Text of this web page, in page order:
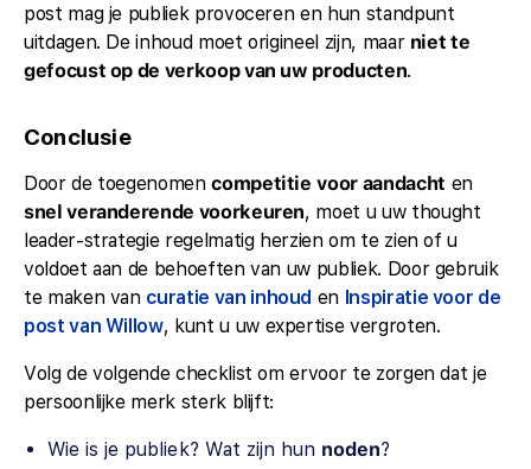
post mag je publiek provoceren en hun standpunt
uitdagen. De inhoud moet origineel zijn, maar niet te
gefocust op de verkoop van uw producten.
Conclusie
Door de toegenomencompetitie voor aandacht en
snel veranderende voorkeuren, moet u uw thought
leader-strategie regelmatig herzien om te zien of u
voldoet aan de behoeften van uw publiek. Door gebruik
te maken van curatie van inhoud en Inspiratie voor de
post van Willow, kunt u uw expertise vergroten.
Volg de volgende checklist om ervoor te zorgen dat je
persoonlijke merk sterk blijft:
Wie is je publiek? Wat zijn hun noden?